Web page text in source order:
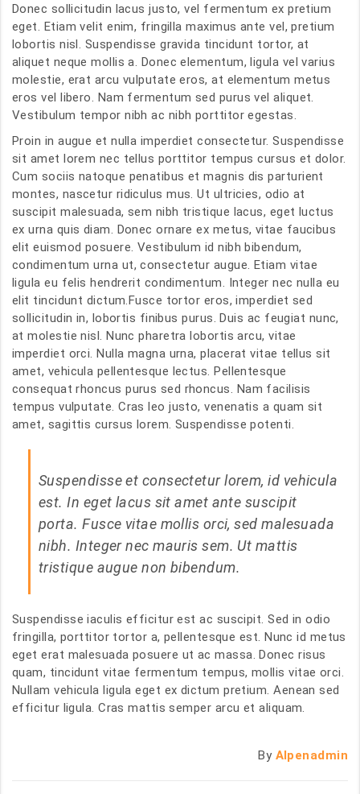
Donec sollicitudin lacus justo, vel fermentum ex pretium
eget. Etiam velit enim, fringilla maximus ante vel, pretium
lobortis nisl. Suspendisse gravida tincidunt tortor, at
aliquet neque mollis a. Donec elementum, ligula vel varius
molestie, erat arcu vulputate eros, at elementum metus
eros vel libero. Nam fermentum sed purus vel aliquet.
Vestibulum tempor nibh ac nibh porttitor egestas.
Proin in augue et nulla imperdiet consectetur. Suspendisse
sit amet lorem nec tellus porttitor tempus cursus et dolor.
Cum sociis natoque penatibus et magnis dis parturient
montes, nascetur ridiculus mus. Ut ultricies, odio at
suscipit malesuada, sem nibh tristique lacus, eget luctus
ex urna quis diam. Donec ornare ex metus, vitae faucibus
elit euismod posuere. Vestibulum id nibh bibendum,
condimentum urna ut, consectetur augue. Etiam vitae
ligula eu felis hendrerit condimentum. Integer nec nulla eu
elit tincidunt dictum.Fusce tortor eros, imperdiet sed
sollicitudin in, lobortis finibus purus. Duis ac feugiat nunc,
at molestie nisl. Nunc pharetra lobortis arcu, vitae
imperdiet orci. Nulla magna urna, placerat vitae tellus sit
amet, vehicula pellentesque lectus. Pellentesque
consequat rhoncus purus sed rhoncus. Nam facilisis
tempus vulputate. Cras leo justo, venenatis a quam sit
amet, sagittis cursus lorem. Suspendisse potenti.
Suspendisse et consectetur lorem, id vehicula
est. In eget lacus sit amet ante suscipit
porta. Fusce vitae mollis orci, sed malesuada
nibh. Integer nec mauris sem. Ut mattis
tristique augue non bibendum.
Suspendisse iaculis efficitur est ac suscipit. Sed in odio
fringilla, porttitor tortor a, pellentesque est. Nunc id metus
eget erat malesuada posuere ut ac massa. Donec risus
quam, tincidunt vitae fermentum tempus, mollis vitae orci.
Nullam vehicula ligula eget ex dictum pretium. Aenean sed
efficitur ligula. Cras mattis semper arcu et aliquam.
By Alpenadmin